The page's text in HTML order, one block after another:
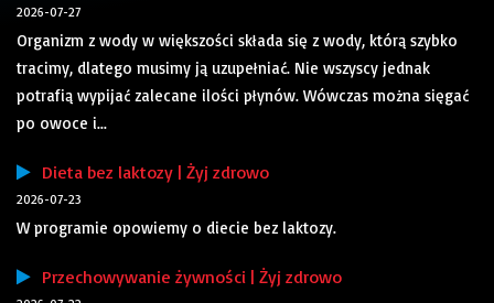
2026-07-27
Organizm z wody w większości składa się z wody, którą szybko
tracimy, dlatego musimy ją uzupełniać. Nie wszyscy jednak
potrafią wypijać zalecane ilości płynów. Wówczas można sięgać
po owoce i...
Dieta bez laktozy | Żyj zdrowo
2026-07-23
W programie opowiemy o diecie bez laktozy.
Przechowywanie żywności | Żyj zdrowo